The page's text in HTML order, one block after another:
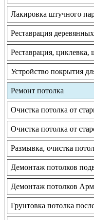
Лакировка штучного
Реставрация
Реставрация, циклевка,
Устройство покрытия
Ремонт потолка
Очистка потолка от
Очистка потолка от
Размывка, очистка
Демонтаж потолков
Демонтаж потолков
Грунтовка потолка